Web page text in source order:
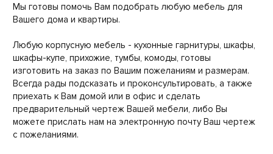
Мы готовы помочь Вам подобрать любую мебель для
Вашего дома и квартиры.
Любую корпусную мебель - кухонные гарнитуры, шкафы,
шкафы-купе, прихожие, тумбы, комоды, готовы
изготовить на заказ по Вашим пожеланиям и размерам.
Всегда рады подсказать и проконсультировать, а также
приехать к Вам домой или в офис и сделать
предварительный чертеж Вашей мебели, либо Вы
можете прислать нам на электронную почту Ваш чертеж
с пожеланиями.